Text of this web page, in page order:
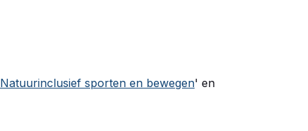
Natuurinclusief sporten en bewegen' en